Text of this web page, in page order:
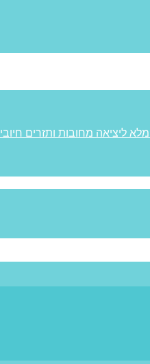
ליציאה מחובות ותזרים חיובי